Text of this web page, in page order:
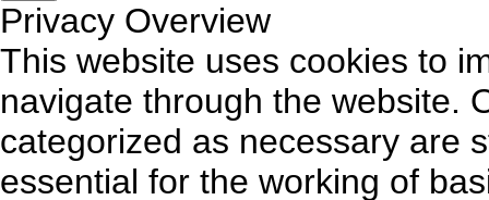
Privacy Overview
This website uses cookies to
navigate through the website.
categorized as necessary are
essential for the working of